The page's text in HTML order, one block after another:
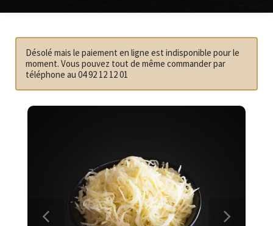
Désolé mais le paiement en ligne est indisponible pour le
moment. Vous pouvez tout de même commander par
téléphone au 04 92 12 12 01